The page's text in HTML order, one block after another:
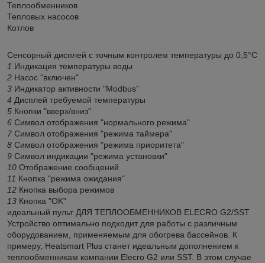
Теплообменников
Тепловых насосов
Котлов
Сенсорный дисплей с точным контролем температуры до 0,5°C
1 Индикация температуры воды
2 Насос "включен"
3 Индикатор активности "Modbus"
4 Дисплей требуемой температуры
5 Кнопки "вверх/вниз"
6 Символ отображения "нормального режима"
7 Символ отображения "режима таймера"
8 Символ отображения "режима приоритета"
9 Символ индикации "режима установки"
10 Отображение сообщений
11 Кнопка "режима ожидания"
12 Кнопка выбора режимов
13 Кнопка "OK"
идеальный пульт ДЛЯ ТЕПЛООБМЕННИКОВ ELECRO G2/SST
Устройство оптимально подходит для работы с различным
оборудованием, применяемым для обогрева бассейнов. К
примеру, Heatsmart Plus станет идеальным дополнением к
теплообменникам компании Elecro G2 или SST. В этом случае